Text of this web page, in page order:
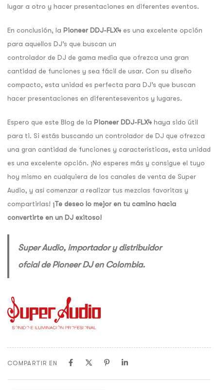
lugar a otro y hacer presentaciones en diferentes eventos.
En conclusión, la Pioneer DDJ-FLX4 es una excelente opción
para aquellos DJ’s que buscan un
controlador de DJ de gama media que ofrezca una gran
cantidad de funciones y sea fácil de usar. Con su diseño
compacto, esta unidad es perfecta para DJ’s que buscan
hacer presentaciones en diferenteseventos y lugares.
Espero que este Blog de la Pioneer DDJ-FLX4 haya sido útil
para ti. Si estás buscando un controlador de DJ que ofrezca
una gran cantidad de funciones y características, esta unidad
es una excelente opción. ¡No esperes más y consigue el tuyo
hoy mismo en cualquiera de los canales de venta de Super
Audio, y así comenzar a realizar tus mezclas favoritas y
compartirlas! ¡Te deseo lo mejor en tu camino hacia
convertirte en un DJ exitoso!
Super Audio, importador y distribuidor
ofcial de Pioneer DJ en Colombia.
COMPARTIR EN